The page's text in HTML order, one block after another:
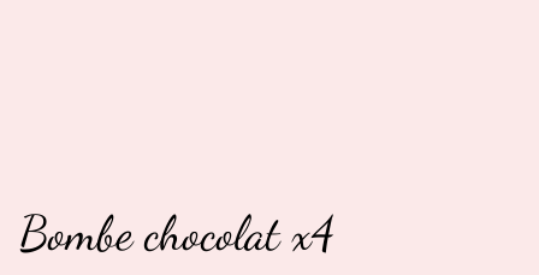
Bombe chocolat x4